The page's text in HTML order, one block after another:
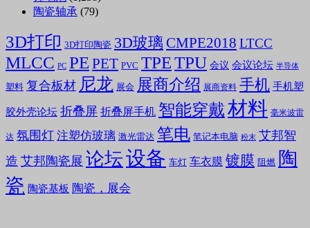
陶瓷轴承 (79)
3D打印 3D打印陶瓷 3D玻璃 CMPE2018 LTCC
MLCC PC PE PET PVC TPETPU 会议 会议论坛 半导体
塑料 复合板材 尼龙 展会 展商介绍 展商资料 手机 手机塑
胶外壳论坛 折叠屏 折叠屏手机 智能穿戴材料 毫米波雷
达 氛围灯 注塑仿玻璃 激光雷达 笔电 笔记本电脑 粉末 艾邦智
造 艾邦陶瓷展 论坛设备 车灯 车衣膜 镀膜 阻燃 陶
瓷 陶瓷基板 陶瓷，展会